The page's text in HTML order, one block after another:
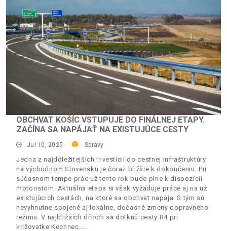
OBCHVAT KOŠÍC VSTUPUJE DO FINÁLNEJ ETAPY.
ZAČÍNA SA NAPÁJAŤ NA EXISTUJÚCE CESTY
Jul 10, 2025 Správy
Jedna z najdôležitejších investícií do cestnej infraštruktúry
na východnom Slovensku je čoraz bližšie k dokončeniu. Pri
súčasnom tempe prác už tento rok bude plne k dispozícii
motoristom. Aktuálna etapa si však vyžaduje práce aj na už
existujúcich cestách, na ktoré sa obchvat napája. S tým sú
nevyhnutne spojené aj lokálne, dočasné zmeny dopravného
režimu. V najbližších dňoch sa dotknú cesty R4 pri
križovatke Kechnec.